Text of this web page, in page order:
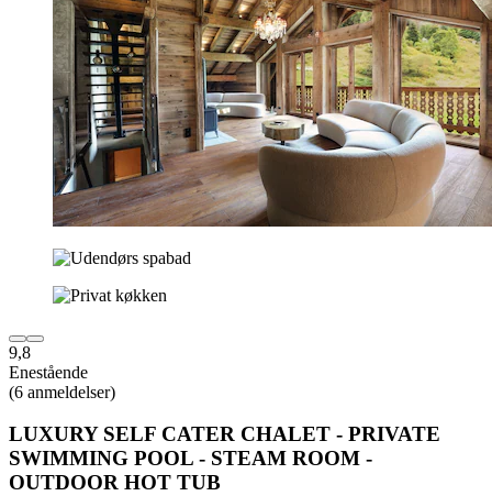
9,8
Enestående
(6 anmeldelser)
LUXURY SELF CATER CHALET - PRIVATE
SWIMMING POOL - STEAM ROOM -
OUTDOOR HOT TUB